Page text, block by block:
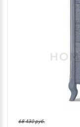
68 430 руб.